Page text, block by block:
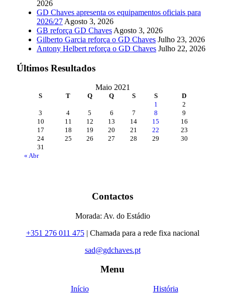
2026
GD Chaves apresenta os equipamentos oficiais para
2026/27 Agosto 3, 2026
GB reforça GD Chaves Agosto 3, 2026
Gilberto Garcia reforça o GD Chaves Julho 23, 2026
Antony Helbert reforça o GD Chaves Julho 22, 2026
Últimos Resultados
Maio 2021
S T Q Q S S D
« Abr
1
2
3
4 5 6 7 8
9
10
11 12 13 14 15
16
17
18 19 20 21 22
23
24
25 26 27 28 29
30
31
Contactos
Morada: Av. do Estádio
+351 276 011 475| Chamada para a rede fixa nacional
sad@gdchaves.pt
Menu
Início
História